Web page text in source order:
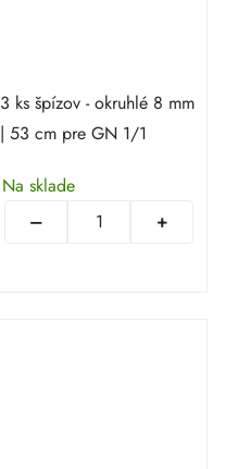
3 ks špízov - okruhlé 8 mm
| 53 cm pre GN 1/1
Na sklade